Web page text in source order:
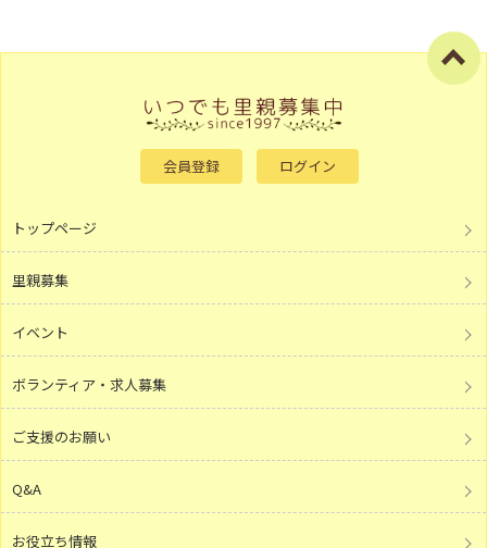
会員登録 ログイン
トップページ
里親募集
イベント
ボランティア・求人募集
ご支援のお願い
Q&A
お役立ち情報